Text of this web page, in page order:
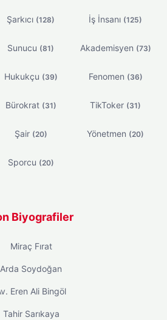
Şarkıcı (128) İş İnsanı (125)
Sunucu (81) Akademisyen (73)
Hukukçu (39) Fenomen (36)
Bürokrat (31) TikToker (31)
Şair (20) Yönetmen (20)
Sporcu (20)
Biyografiler
Miraç Fırat
Arda Soydoğan
Eren Ali Bingöl
Tahir Sarıkaya